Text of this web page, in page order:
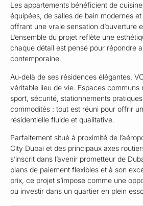
Les appartements bénéficient de
équipées, de salles de bain modernes
offrant une vraie sensation d’ouverture
L’ensemble du projet reflète une
chaque détail est pensé pour répondre
contemporaine.
Au-delà de ses résidences élégantes,
véritable lieu de vie. Espaces communs
sport, sécurité, stationnements
commodités : tout est réuni pour offrir
résidentielle fluide et qualitative.
Parfaitement situé à proximité de
City Dubai et des principaux axes
s’inscrit dans l’avenir prometteur de
plans de paiement flexibles et à son
prix, ce projet s’impose comme une
ou investir dans un quartier en plein